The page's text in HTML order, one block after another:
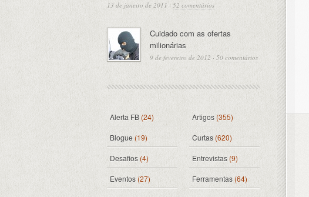
13 de janeiro de 2011 · 52 comentários
Cuidado com as ofertas
milionárias
9 de fevereiro de 2012 · 50 comentários
Alerta FB(24) Artigos(355)
Blogue(19) Curtas (620)
Desafios (4) Entrevistas (9)
Eventos (27) Ferramentas(64)